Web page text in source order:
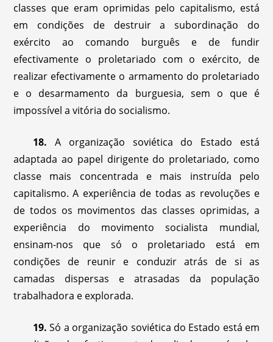
classes que eram oprimidas pelo capitalismo, está
em condições de destruir a subordinação do
exército ao comando burguês e de fundir
efectivamente o proletariado com o exército, de
realizar efectivamente o armamento do proletariado
e o desarmamento da burguesia, sem o que é
impossível a vitória do socialismo.
18. A organização soviética do Estado está
adaptada ao papel dirigente do proletariado, como
classe mais concentrada e mais instruída pelo
capitalismo. A experiência de todas as revoluções e
de todos os movimentos das classes oprimidas, a
experiência do movimento socialista mundial,
ensinam-nos que só o proletariado está em
condições de reunir e conduzir atrás de si as
camadas dispersas e atrasadas da população
trabalhadora e explorada.
19. Só a organização soviética do Estado está em